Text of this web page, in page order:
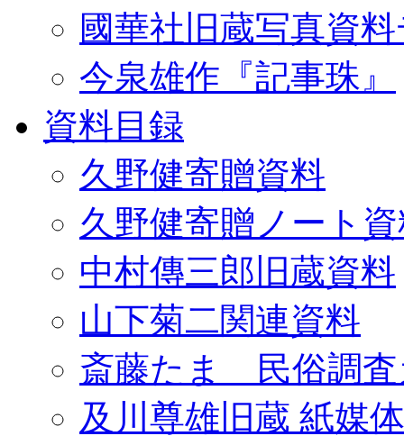
國華社旧蔵写真資
今泉雄作『記事珠』
資料目録
久野健寄贈資料
久野健寄贈ノート
中村傳三郎旧蔵資料
山下菊二関連資料
斎藤たま 民俗調査
及川尊雄旧蔵 紙媒